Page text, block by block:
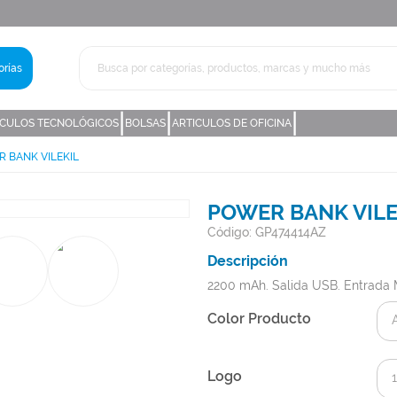
TECNOLÓGICOS BOLSAS ARTICULOS DE OFICINA
BANK VILEKIL
POWER BANK
Código: GP474414AZ
Descripción
2200 mAh. Salida USB. Entrada
Color Producto
Logo